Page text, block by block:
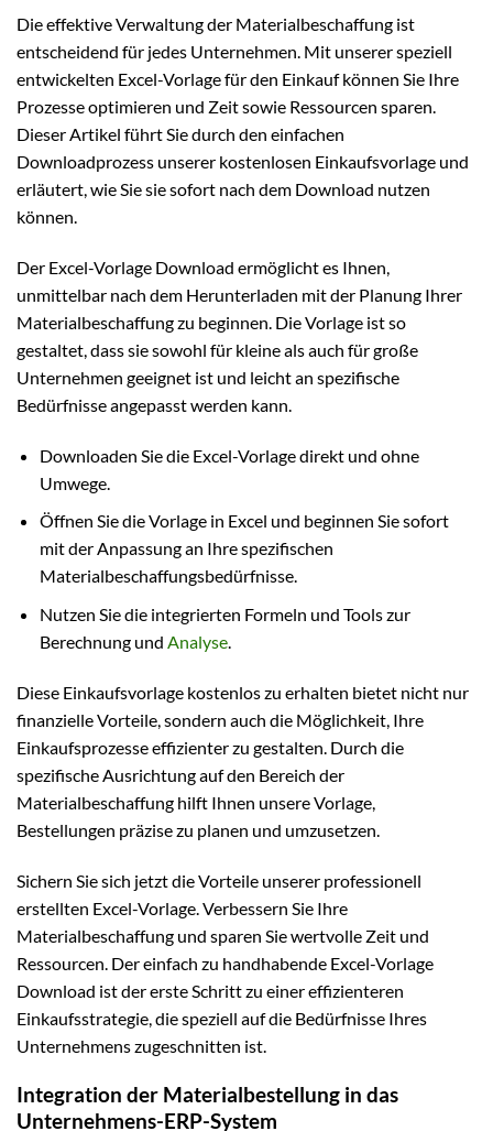
Die effektive Verwaltung der Materialbeschaffung ist
entscheidend für jedes Unternehmen. Mit unserer speziell
entwickelten Excel-Vorlage für den Einkauf können Sie Ihre
Prozesse optimieren und Zeit sowie Ressourcen sparen.
Dieser Artikel führt Sie durch den einfachen
Downloadprozess unserer kostenlosen Einkaufsvorlage und
erläutert, wie Sie sie sofort nach dem Download nutzen
können.
Der Excel-Vorlage Download ermöglicht es Ihnen,
unmittelbar nach dem Herunterladen mit der Planung Ihrer
Materialbeschaffung zu beginnen. Die Vorlage ist so
gestaltet, dass sie sowohl für kleine als auch für große
Unternehmen geeignet ist und leicht an spezifische
Bedürfnisse angepasst werden kann.
Downloaden Sie die Excel-Vorlage direkt und ohne
Umwege.
Öffnen Sie die Vorlage in Excel und beginnen Sie sofort
mit der Anpassung an Ihre spezifischen
Materialbeschaffungsbedürfnisse.
Nutzen Sie die integrierten Formeln und Tools zur
Berechnung und Analyse.
Diese Einkaufsvorlage kostenlos zu erhalten bietet nicht nur
finanzielle Vorteile, sondern auch die Möglichkeit, Ihre
Einkaufsprozesse effizienter zu gestalten. Durch die
spezifische Ausrichtung auf den Bereich der
Materialbeschaffung hilft Ihnen unsere Vorlage,
Bestellungen präzise zu planen und umzusetzen.
Sichern Sie sich jetzt die Vorteile unserer professionell
erstellten Excel-Vorlage. Verbessern Sie Ihre
Materialbeschaffung und sparen Sie wertvolle Zeit und
Ressourcen. Der einfach zu handhabende Excel-Vorlage
Download ist der erste Schritt zu einer effizienteren
Einkaufsstrategie, die speziell auf die Bedürfnisse Ihres
Unternehmens zugeschnitten ist.
Integration der Materialbestellung in das
Unternehmens-ERP-System